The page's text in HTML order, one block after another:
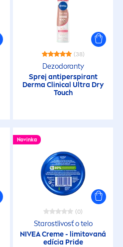
(38)
Dezodoranty
Sprej antiperspirant
Derma Clinical Ultra Dry
Touch
Novinka
(0)
Starostlivosť o telo
NIVEACreme- limitovaná
edícia Pride